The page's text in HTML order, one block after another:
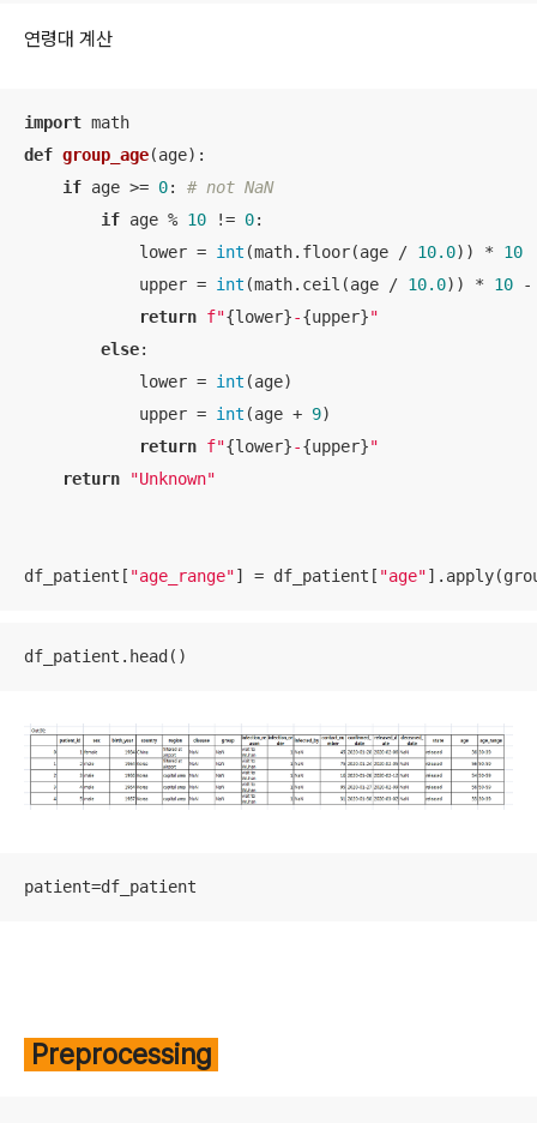
연령대 계산
import
def group_age(age):
if age >= 0: # not NaN
if age % 10 != 0:
            lower =
int (math.floor(age / 10.0)) * 10
            upper =
int (math.ceil(age / 10.0)) * 10
return f"{lower}-{upper}"
else:
            lower =
int (age)
            upper =
int (age + 9)
return f"{lower}-{upper}"
return
"Unknown"
df_patient[ "age_range"] = df_patient[ "age"
df_patient.head()
patient=df_patient
Preprocessing